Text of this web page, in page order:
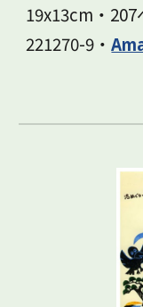
19x13cm・
221270-9・